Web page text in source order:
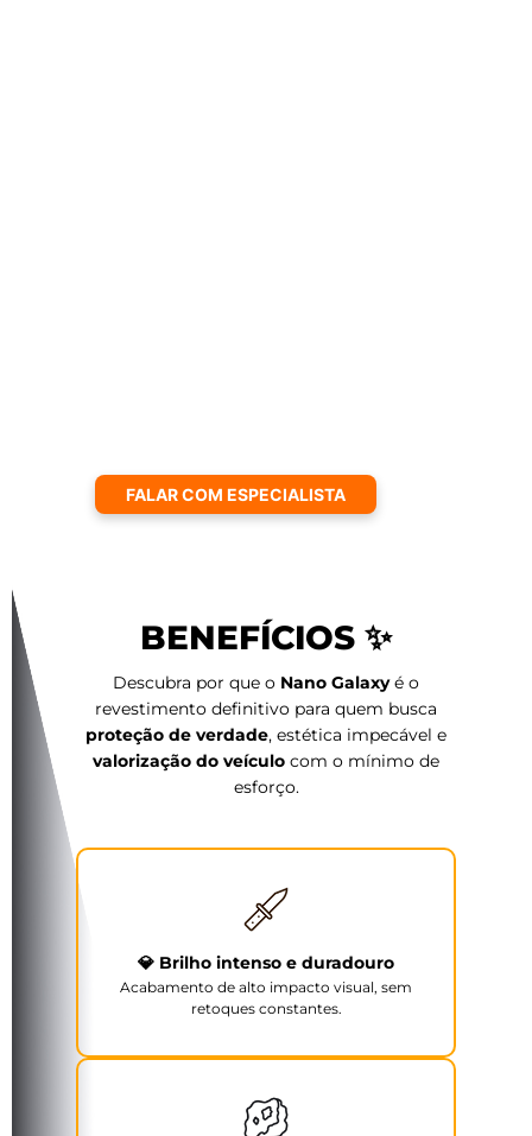
FALAR COM ESPECIALISTA
BENEFÍCIOS ✨
Descubra por que o Nano Galaxyé o
revestimento definitivo para quem busca
proteção de verdade, estética impecável e
valorização do veículo com o mínimo de
esforço.
💎 Brilho intenso e duradouro
Acabamento de alto impacto visual, sem
retoques constantes.